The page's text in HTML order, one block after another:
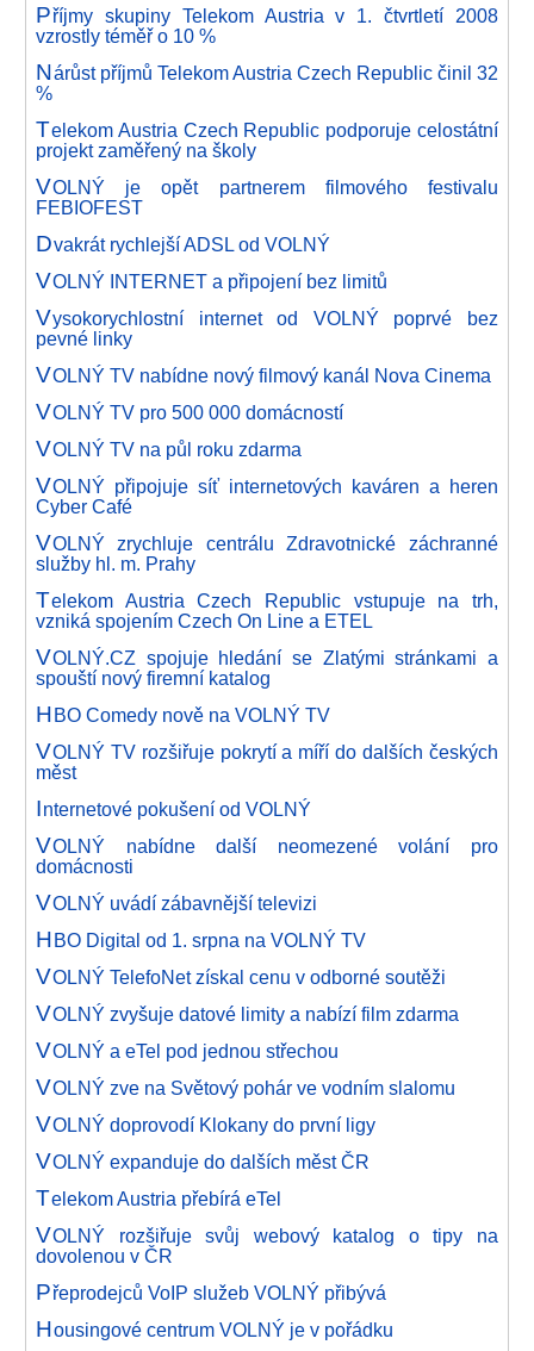
Příjmy skupiny Telekom Austria v 1. čtvrtletí 2008
vzrostly téměř o 10 %
Nárůst příjmů Telekom Austria Czech Republic činil 32
%
Telekom Austria Czech Republic podporuje celostátní
projekt zaměřený na školy
VOLNÝ je opět partnerem filmového festivalu
FEBIOFEST
Dvakrát rychlejší ADSL od VOLNÝ
VOLNÝ INTERNET a připojení bez limitů
Vysokorychlostní internet od VOLNÝ poprvé bez
pevné linky
VOLNÝ TV nabídne nový filmový kanál Nova Cinema
VOLNÝ TV pro 500 000 domácností
VOLNÝ TV na půl roku zdarma
VOLNÝ připojuje síť internetových kaváren a heren
Cyber Café
VOLNÝ zrychluje centrálu Zdravotnické záchranné
služby hl. m. Prahy
Telekom Austria Czech Republic vstupuje na trh,
vzniká spojením Czech On Line a ETEL
VOLNÝ.CZ spojuje hledání se Zlatými stránkami a
spouští nový firemní katalog
HBO Comedy nově na VOLNÝ TV
VOLNÝ TV rozšiřuje pokrytí a míří do dalších českých
měst
Internetové pokušení od VOLNÝ
VOLNÝ nabídne další neomezené volání pro
domácnosti
VOLNÝ uvádí zábavnější televizi
HBO Digital od 1. srpna na VOLNÝ TV
VOLNÝ TelefoNet získal cenu v odborné soutěži
VOLNÝ zvyšuje datové limity a nabízí film zdarma
VOLNÝ a eTel pod jednou střechou
VOLNÝ zve na Světový pohár ve vodním slalomu
VOLNÝ doprovodí Klokany do první ligy
VOLNÝ expanduje do dalších měst ČR
Telekom Austria přebírá eTel
VOLNÝ rozšiřuje svůj webový katalog o tipy na
dovolenou v ČR
Přeprodejců VoIP služeb VOLNÝ přibývá
Housingové centrum VOLNÝ je v pořádku